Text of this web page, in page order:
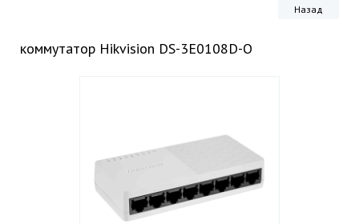
Назад
коммутатор Hikvision DS-3E0108D-O